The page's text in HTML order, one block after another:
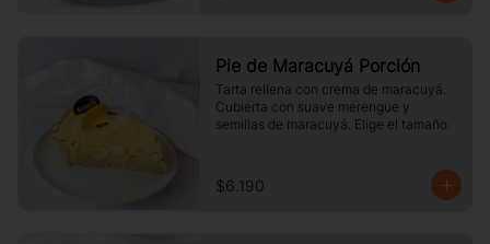
Pie de Maracuyá Porción
Tarta rellena con crema de maracuyá.
Cubierta con suave merengue y
semillas de maracuyá. Elige el tamaño.
$6.190